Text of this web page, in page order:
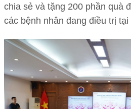
chia sẻ và tặng 200 phần quà
các bệnh nhân đang điều trị tại